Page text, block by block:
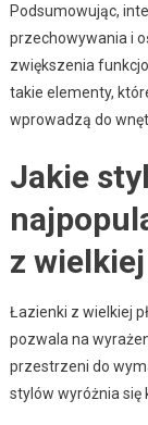
Podsumowując,
przechowywania i
zwiększenia
takie elementy,
wprowadzą do
Jakie
z wielkiej
Łazienki z wielkiej
pozwala na
przestrzeni do
stylów wyróżnia się